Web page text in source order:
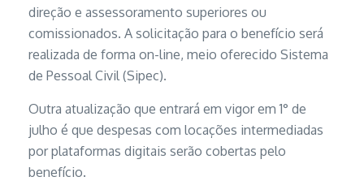
direção e assessoramento superiores ou
comissionados. A solicitação para o benefício será
realizada de forma on-line, meio oferecido Sistema
de Pessoal Civil (Sipec).
Outra atualização que entrará em vigor em 1° de
julho é que despesas com locações intermediadas
por plataformas digitais serão cobertas pelo
benefício.